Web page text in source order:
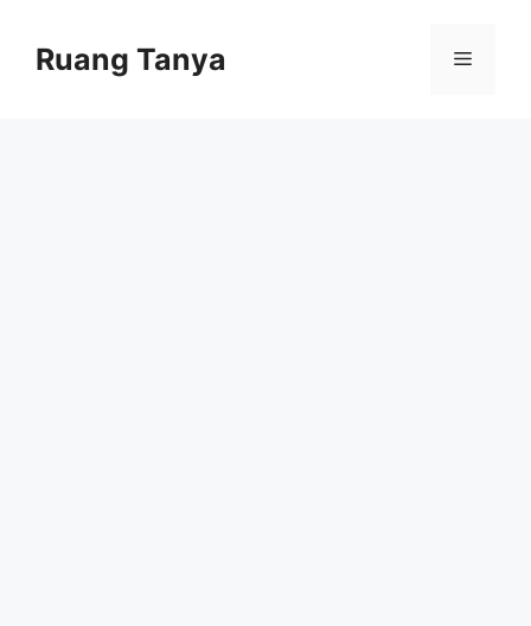
contentRuang Tanya Menu